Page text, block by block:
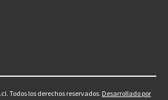
Todos los derechos reservados. Desarrollado por